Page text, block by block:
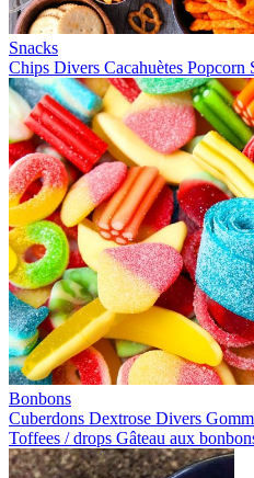
Snacks
Chips Divers Cacahuètes Popcorn
Bonbons
Cuberdons Dextrose Divers
Toffees / drops Gâteau aux